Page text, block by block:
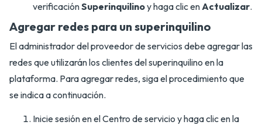
verificaciónSuperinquilinoy haga clic enActualizar.
Agregar redes para un superinquilino
El administrador del proveedor de servicios debe agregar las
redes que utilizarán los clientes del superinquilino en la
plataforma. Para agregar redes, siga el procedimiento que
se indica a continuación.
Inicie sesión en el Centro de servicio y haga clic en la